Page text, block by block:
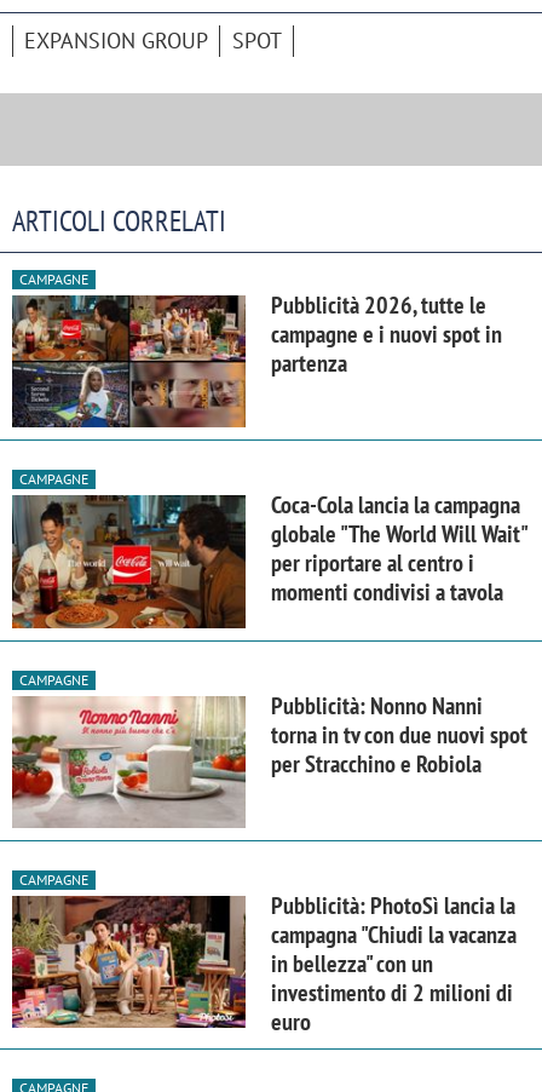
EXPANSION GROUP SPOT
ARTICOLI CORRELATI
CAMPAGNE
Pubblicità 2026, tutte le
campagne e i nuovi spot in
partenza
CAMPAGNE
Coca-Cola lancia la campagna
globale "The World Will Wait"
per riportare al centro i
momenti condivisi a tavola
CAMPAGNE
Pubblicità: Nonno Nanni
torna in tv con due nuovi spot
per Stracchino e Robiola
CAMPAGNE
Pubblicità: PhotoSì lancia la
campagna "Chiudi la vacanza
in bellezza" con un
investimento di 2 milioni di
euro
CAMPAGNE